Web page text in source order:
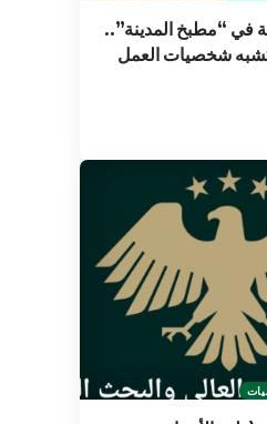
في “مطبخ المدينة”..
تشبه شخصيات العمل